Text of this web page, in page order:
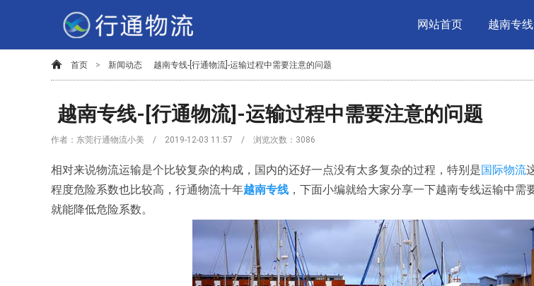
网站首页 越南专线
首页 > 新闻动态 越南专线-[行通物流]-运输过程中需要注意的问题
越南专线-[行通物流]-运输过程中需要注意的问题
作者：东莞行通物流小美 / 2019-12-03 11:57 / 浏览次数： 3086
相对来说物流运输是个比较复杂的构成，国内的还好一点没有太多复杂的过程，特别是国际物流
程度危险系数也比较高，行通物流十年越南专线 ，下面小编就给大家分享一下越南专线运输中需
就能降低危险系数。